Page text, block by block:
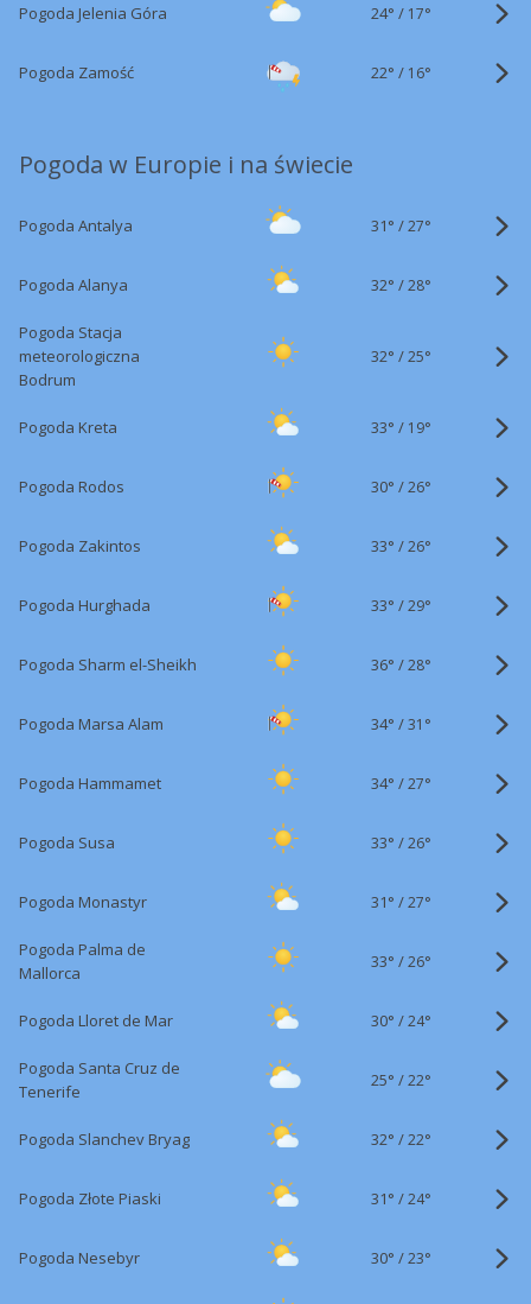
Pogoda Jelenia Góra 24° / 17°
Pogoda Zamość 22° / 16°
Pogoda w Europie i na świecie
Pogoda Antalya 31° /27°
Pogoda Alanya 32° /28°
Pogoda Stacja
meteorologiczna
Bodrum
32° /25°
Pogoda Kreta 33° / 19°
Pogoda Rodos 30° /26°
Pogoda Zakintos 33° /26°
Pogoda Hurghada 33° /29°
Pogoda Sharm el-Sheikh 36° /28°
Pogoda Marsa Alam 34° /31°
Pogoda Hammamet 34° /27°
Pogoda Susa 33° /26°
Pogoda Monastyr 31° /27°
Pogoda Palma de
Mallorca
33° /26°
Pogoda Lloret de Mar 30° /24°
Pogoda Santa Cruz de
Tenerife
25° /22°
Pogoda Slanchev Bryag 32° /22°
Pogoda Złote Piaski 31° /24°
Pogoda Nesebyr 30° /23°